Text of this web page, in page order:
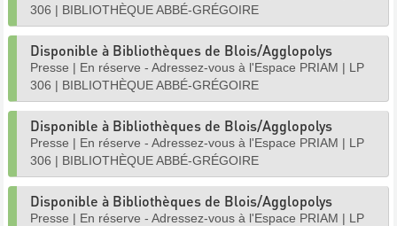
306 | BIBLIOTHÈQUE ABBÉ-GRÉGOIRE
Disponible à Bibliothèques de Blois/Agglopolys
Presse | En réserve - Adressez-vous à l'Espace PRIAM | LP
306 | BIBLIOTHÈQUE ABBÉ-GRÉGOIRE
Disponible à Bibliothèques de Blois/Agglopolys
Presse | En réserve - Adressez-vous à l'Espace PRIAM | LP
306 | BIBLIOTHÈQUE ABBÉ-GRÉGOIRE
Disponible à Bibliothèques de Blois/Agglopolys
Presse | En réserve - Adressez-vous à l'Espace PRIAM | LP